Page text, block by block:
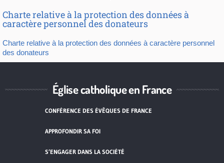
Charte relative à la protection des données à
caractère personnel des donateurs
Charte relative à la protection des données à caractère personnel
des donateurs
Église catholique en France
CONFÉRENCE DES ÉVÊQUES DE FRANCE
APPROFONDIR SA FOI
S’ENGAGER DANS LA SOCIÉTÉ